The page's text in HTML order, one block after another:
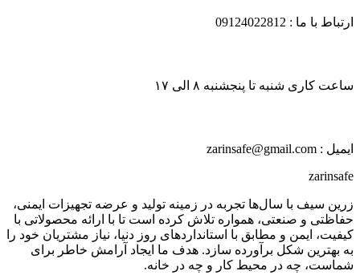
ارتباط با ما : 09124022812
ساعت کاری شنبه تا پنجشنبه ۸ الی ۱۷
ایمیل : zarinsafe@gmail.com
zarinsafe
زرین سیف با سال‌ها تجربه در زمینه تولید و عرضه تجهیزات ایمنی،
حفاظتی و صنعتی، همواره تلاش کرده است تا با ارائه محصولاتی با
کیفیت، ایمن و مطابق با استانداردهای روز دنیا، نیاز مشتریان خود را
به بهترین شکل برآورده سازد. هدف ما ایجاد آرامش خاطر برای
شماست، چه در محیط کار و چه در خانه.